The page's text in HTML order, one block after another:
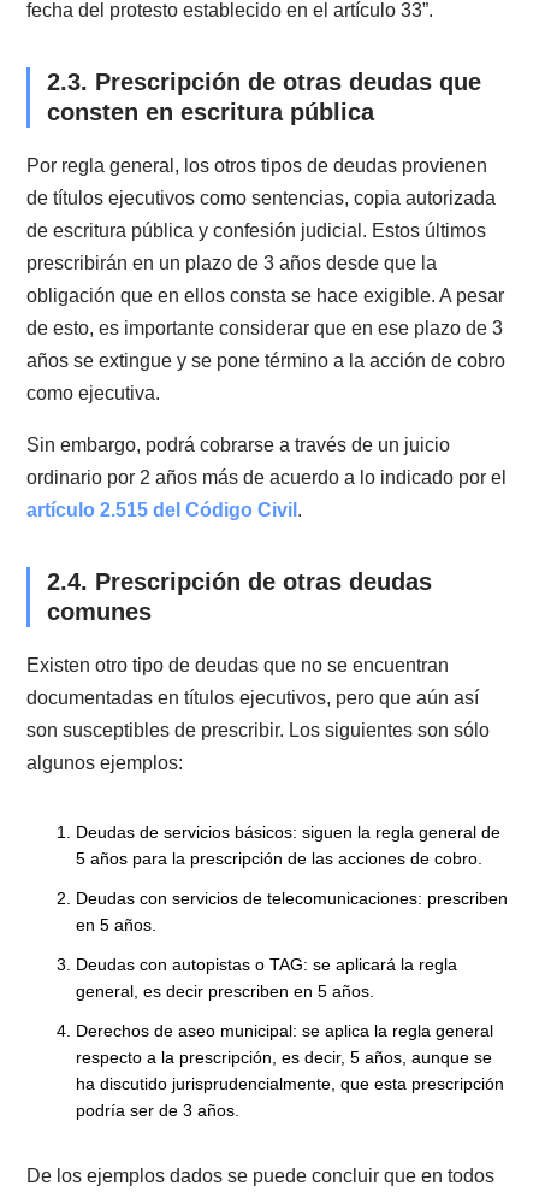
cambio
De acuerdo a las disposiciones de la
pagarés y las letras de cambio tienen un plazo de
prescripción de un año contado desde que el pagaré
letra de cambio se ha hecho exigible, es decir, desde
momento en que el acreedor puede presentar a cobro
judicial la deuda.
2.2. Prescripción de cheques
La acción que nace de una obligación documentada
un cheque prescribirá. De acuerdo a lo anterior, el
artículo 34 del DFL 707, dice: "La acción ejecutiva
la acción penal, prescribirá en un año contado desde
fecha del protesto establecido en el artículo 33”.
2.3. Prescripción de otras deudas que
consten en escritura pública
de títulos ejecutivos como sentencias, copia
de escritura pública y confesión judicial. Estos
prescribirán en un plazo de 3 años desde que la
de esto, es importante considerar que en ese plazo
como ejecutiva.
Sin embargo, podrá cobrarse a través de un juicio
artículo 2.515 del Código Civil.